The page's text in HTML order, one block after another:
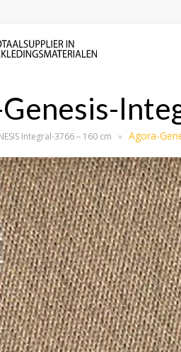
Integral-3766 – 160 cm » Agora-